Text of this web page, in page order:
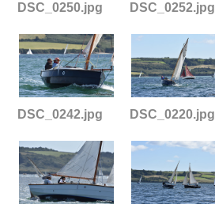
DSC_0250.jpg DSC_0252.jpg
DSC_0242.jpg DSC_0220.jpg